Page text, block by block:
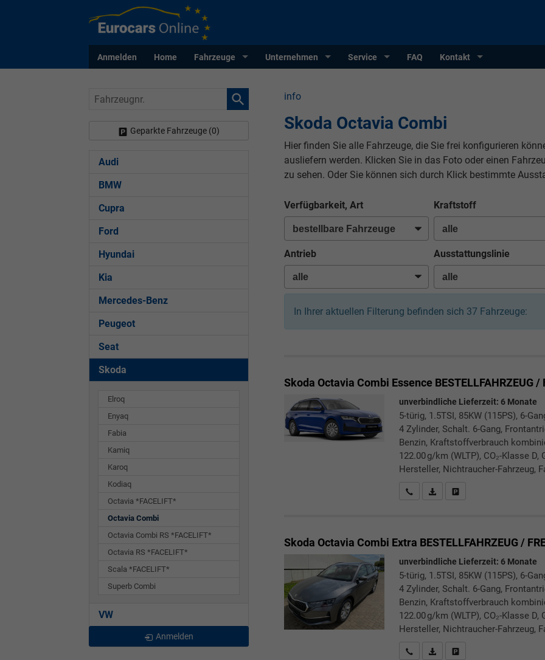
Anmelden Home Fahrzeuge Unternehmen Service FAQ Kontakt
info
Skoda Octavia Combi
Hier finden Sie alle Fahrzeuge, die Sie frei konfigurieren
ausliefern werden. Klicken Sie in das Foto oder einen
zu sehen. Oder Sie können sich durch Klick bestimmte
Verfügbarkeit, Art Kraftstoff
Antrieb Ausstattungslinie
In Ihrer aktuellen Filterung befinden sich 37 Fahrzeuge:
Skoda Octavia Combi Essence BESTELLFAHRZEUG /
unverbindliche Lieferzeit: 6 Monate
5-türig, 1.5TSI, 85KW (115PS), 6-
4 Zylinder, Schalt. 6-Gang,
Benzin, Kraftstoffverbrauch
122.00 g/km (WLTP), CO₂-Klasse
Hersteller, Nichtraucher-Fahrzeug,
Rückrufbitte absenden
PDF-Datei, Fahrzeugexposé
Drucken, parken oder
Skoda Octavia Combi Extra BESTELLFAHRZEUG /
unverbindliche Lieferzeit: 6 Monate
5-türig, 1.5TSI, 85KW (115PS), 6-
4 Zylinder, Schalt. 6-Gang,
Benzin, Kraftstoffverbrauch
122.00 g/km (WLTP), CO₂-Klasse
Hersteller, Nichtraucher-Fahrzeug,
Rückrufbitte absenden
PDF-Datei, Fahrzeugexposé
Drucken, parken oder
Fahrzeugnr.
Geparkte Fahrzeuge (0)
Audi
BMW
Cupra
Ford
Hyundai
Kia
Mercedes-Benz
Peugeot
Seat
Skoda
Elroq
Enyaq
Fabia
Kamiq
Karoq
Kodiaq
Octavia *FACELIFT*
Octavia Combi
Octavia Combi RS *FACELIFT*
Octavia RS *FACELIFT*
Scala *FACELIFT*
Superb Combi
VW
Anmelden